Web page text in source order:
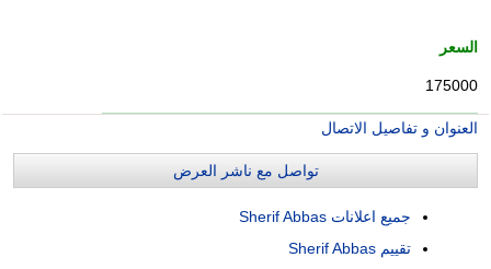
السعر
175000
العنوان و تفاصيل الاتصال
تواصل مع ناشر العرض
جميع اعلانات Sherif Abbas
تقييم Sherif Abbas